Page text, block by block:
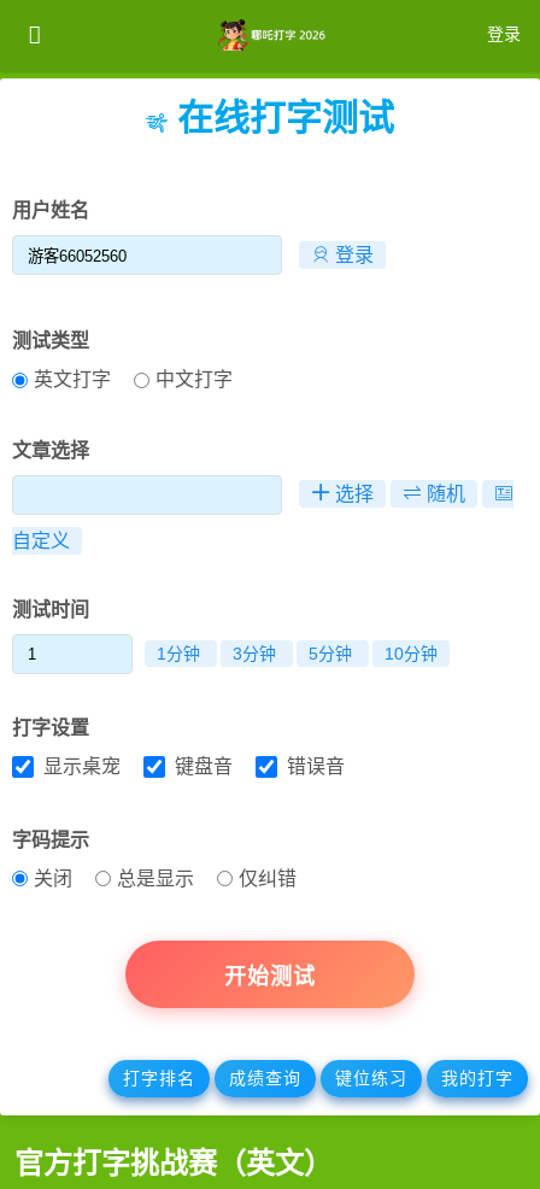
登录
在线打字测试
用户姓名
登录
测试类型
英文打字
中文打字
文章选择
选择 随机
自定义
测试时间
1分钟 3分钟 5分钟 10分钟
打字设置
显示桌宠
键盘音 错误音
字码提示
关闭
总是显示 仅纠错
开始测试
打字排名 成绩查询 键位练习 我的打字
官方打字挑战赛（英文）